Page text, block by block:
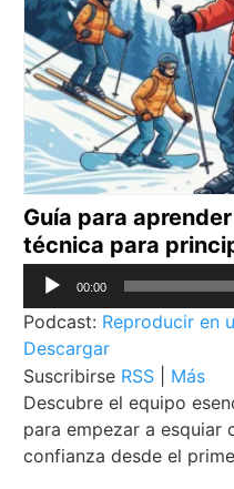
Guía para
técnica para
Reproductor
de
audio
00:00
Podcast: Reproducir en
Descargar
Suscribirse RSS
Más
Descubre el equipo
para empezar a esquiar
confianza desde el